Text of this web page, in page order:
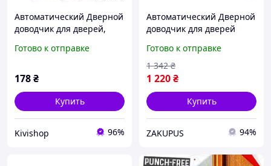
Автоматический Дверной
доводчик для дверей,
Готово к отправке
178₴
Купить
Kivishop 96%
Автоматический Дверной
доводчик для дверей
bronze (99-00012851)
Готово к отправке
1 220₴
1 342 ₴
Купить
ZAKUPUS 94%